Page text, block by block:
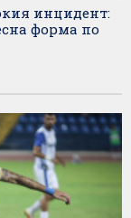
инцидент:
форма по